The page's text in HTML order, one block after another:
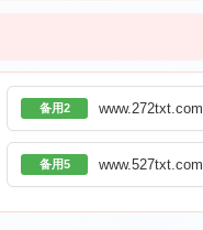
备用2 www.272txt.com
备用5 www.527txt.com